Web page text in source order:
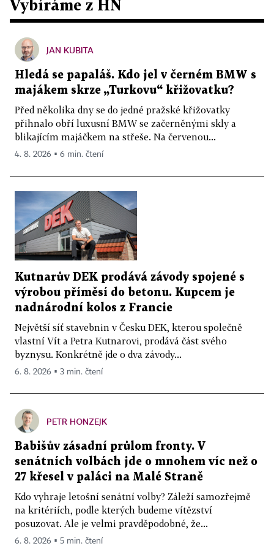
Vybíráme z HN
JAN KUBITA
Hledá se papaláš. Kdo jel v černém BMW s
majákem skrze „Turkovu“ křižovatku?
Před několika dny se do jedné pražské křižovatky
přihnalo obří luxusní BMW se začerněnými skly a
blikajícím majáčkem na střeše. Na červenou...
4. 8. 2026 ▪ 6 min. čtení
Kutnarův DEK prodává závody spojené s
výrobou příměsí do betonu. Kupcem je
nadnárodní kolos z Francie
Největší síť stavebnin v Česku DEK, kterou společně
vlastní Vít a Petra Kutnarovi, prodává část svého
byznysu. Konkrétně jde o dva závody...
6. 8. 2026 ▪ 3 min. čtení
PETR HONZEJK
Babišův zásadní průlom fronty. V
senátních volbách jde o mnohem víc než o
27 křesel v paláci na Malé Straně
Kdo vyhraje letošní senátní volby? Záleží samozřejmě
na kritériích, podle kterých budeme vítězství
posuzovat. Ale je velmi pravděpodobné, že...
6. 8. 2026 ▪ 5 min. čtení